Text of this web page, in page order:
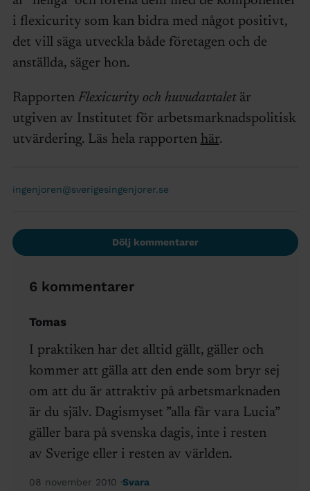
i flexicurity som kan bidra med något positivt,
det vill säga utveckla både företagen och de
anställda, säger hon.
Rapporten Flexicurity och huvudavtaletär
utgiven av Institutet för arbetsmarknadspolitisk
utvärdering. Läs hela rapporten här.
ingenjoren@sverigesingenjorer.se
Dölj kommentarer
6 kommentarer
Tomas
I praktiken har det alltid gällt, gäller och
kommer att gälla att den ende som bryr sej
om att du är attraktiv på arbetsmarknaden
är du själv. Dagismyset ”alla får vara Lucia”
gäller bara på svenska dagis, inte i resten
av Sverige eller i resten av världen.
08 november 2010 Svara